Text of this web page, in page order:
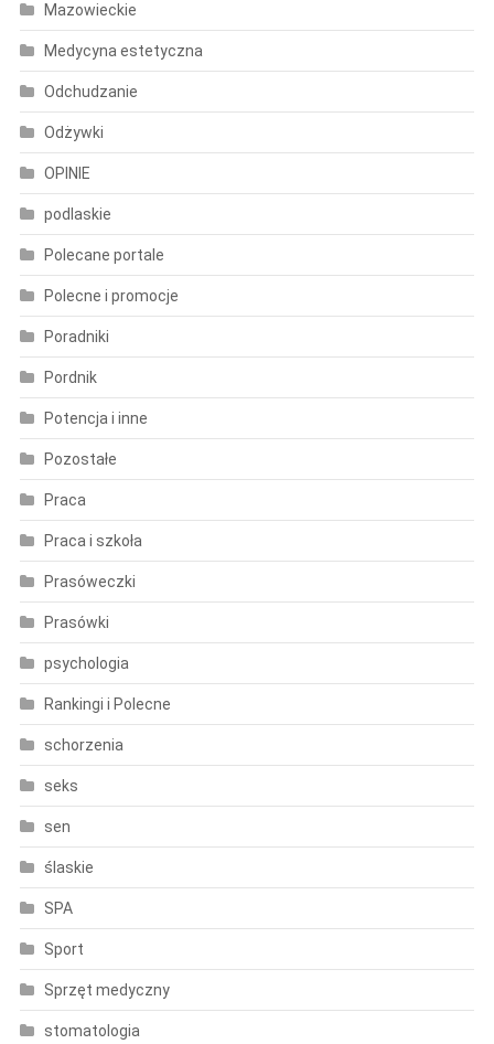
Mazowieckie
Medycyna estetyczna
Odchudzanie
Odżywki
OPINIE
podlaskie
Polecane portale
Polecne i promocje
Poradniki
Pordnik
Potencja i inne
Pozostałe
Praca
Praca i szkoła
Prasóweczki
Prasówki
psychologia
Rankingi i Polecne
schorzenia
seks
sen
ślaskie
SPA
Sport
Sprzęt medyczny
stomatologia